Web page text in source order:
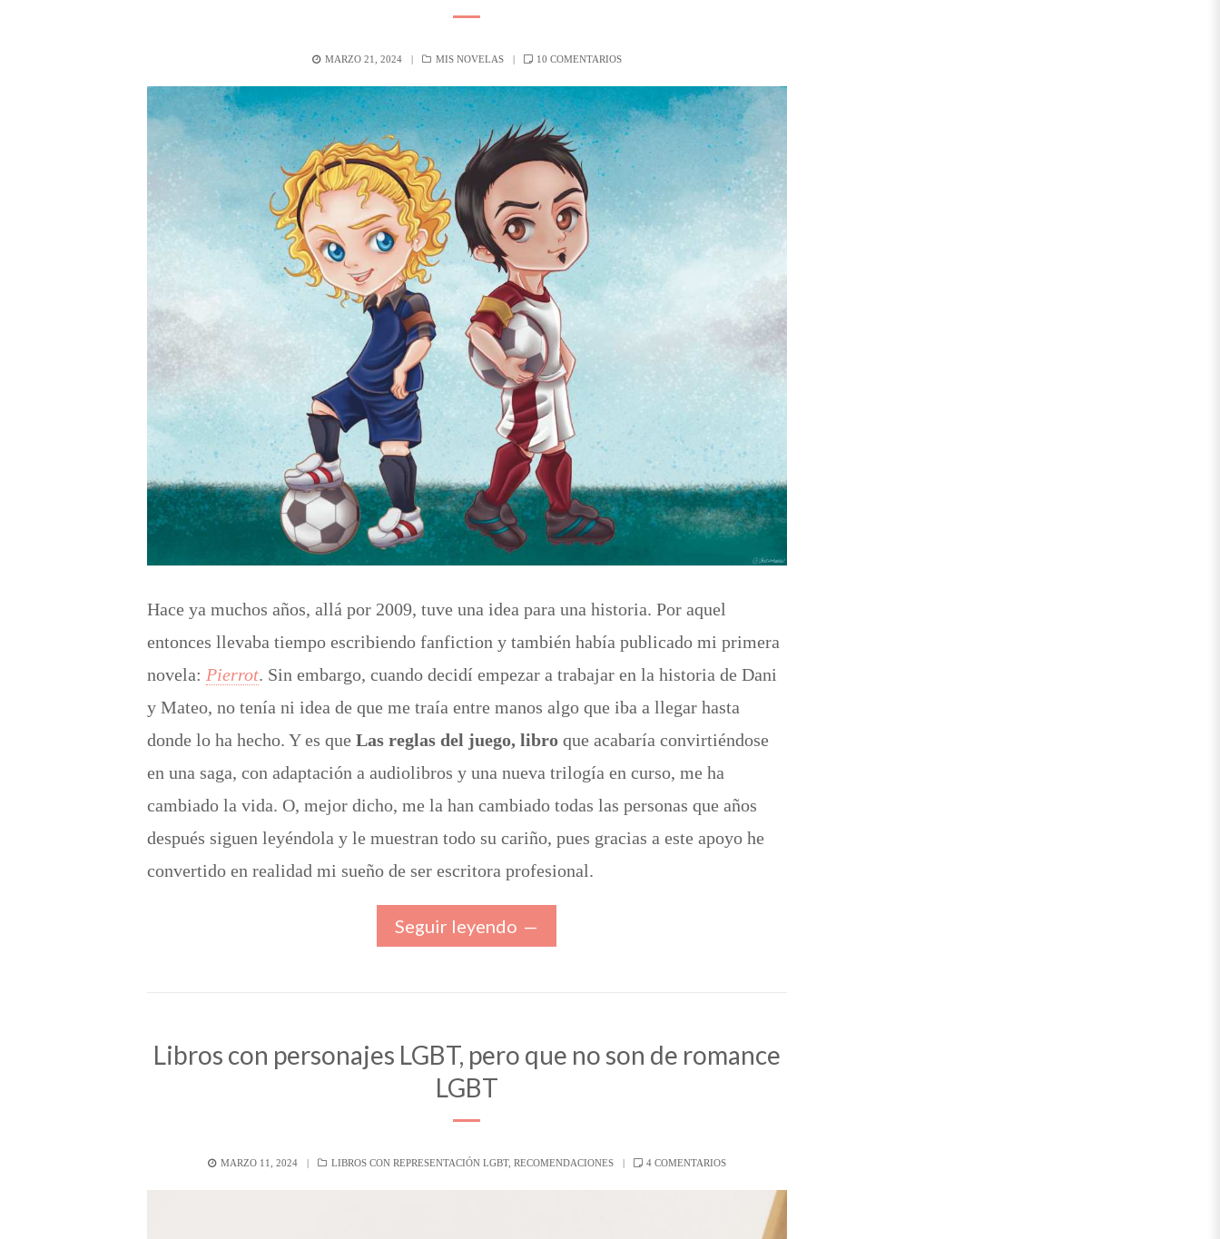
POSTED
MARZO 21, 2024 CATEGORÍAS
MIS NOVELAS 10 COMENTARIOSEN
DEL
JUEGO,
QUE
CAMBIÓ
Hace ya muchos años, allá por 2009, tuve una idea para una historia. Por aquel
entonces llevaba tiempo escribiendo fanfiction y también había publicado mi primera
novela: Pierrot. Sin embargo, cuando decidí empezar a trabajar en la historia de Dani
y Mateo, no tenía ni idea de que me traía entre manos algo que iba a llegar hasta
donde lo ha hecho. Y es que Las reglas del juego, libro que acabaría convirtiéndose
en una saga, con adaptación a audiolibros y una nueva trilogía en curso, me ha
cambiado la vida. O, mejor dicho, me la han cambiado todas las personas que años
después siguen leyéndola y le muestran todo su cariño, pues gracias a este apoyo he
convertido en realidad mi sueño de ser escritora profesional.
Seguir leyendo
Libros con personajes LGBT, pero que no son de romance
LGBT
POSTED
MARZO 11, 2024 CATEGORÍAS
LIBROS CON REPRESENTACIÓN LGBT, RECOMENDACIONES 4 COMENTARIOSEN
PERSONAJES